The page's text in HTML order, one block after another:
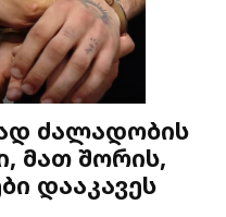
ძალადობის
მათ შორის,
დააკავეს